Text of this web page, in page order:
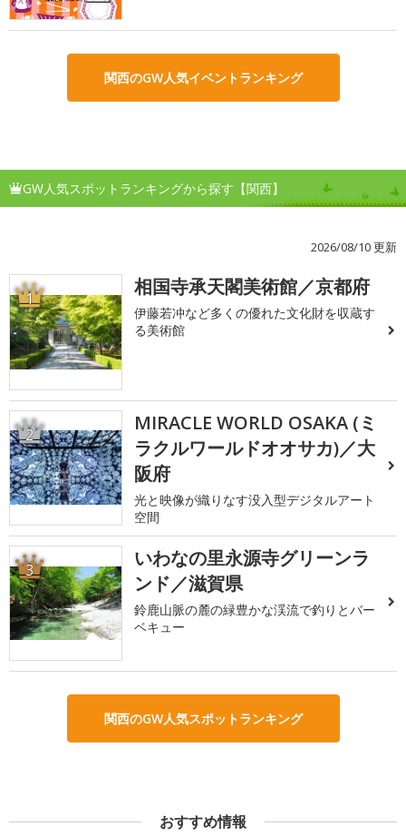
関西のGW人気イベントランキング
GW人気スポットランキングから探す【関西】
2026/08/10 更新
1 相国寺承天閣美術館／京都府
伊藤若冲など多くの優れた文化財を収蔵す
る美術館
2
MIRACLE WORLD OSAKA (ミ
ラクルワールドオオサカ)／大
阪府
光と映像が織りなす没入型デジタルアート
空間
3
いわなの里永源寺グリーンラ
ンド／滋賀県
鈴鹿山脈の麓の緑豊かな渓流で釣りとバー
ベキュー
関西のGW人気スポットランキング
おすすめ情報